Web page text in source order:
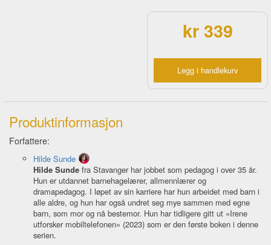
kr 339
Legg i handlekurv
Produktinformasjon
Forfattere:
Hilde Sunde
Hilde Sunde fra Stavanger har jobbet som pedagog i over 35 år.
Hun er utdannet barnehagelærer, allmennlærer og
dramapedagog. I løpet av sin karriere har hun arbeidet med barn i
alle aldre, og hun har også undret seg mye sammen med egne
barn, som mor og nå bestemor. Hun har tidligere gitt ut «Irene
utforsker mobiltelefonen» (2023) som er den første boken i denne
serien.